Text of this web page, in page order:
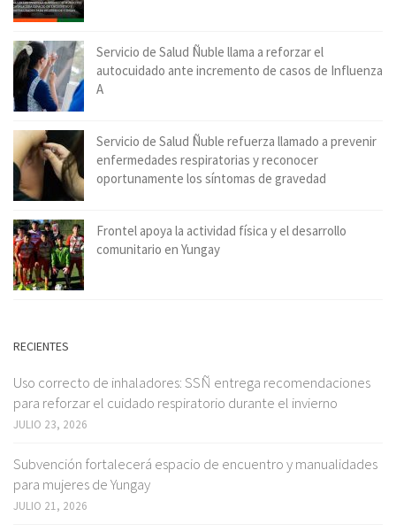
Servicio de Salud Ñuble llama a reforzar el
autocuidado ante incremento de casos de Influenza
A
Servicio de Salud Ñuble refuerza llamado a prevenir
enfermedades respiratorias y reconocer
oportunamente los síntomas de gravedad
Frontel apoya la actividad física y el desarrollo
comunitario en Yungay
RECIENTES
Uso correcto de inhaladores: SSÑ entrega recomendaciones
para reforzar el cuidado respiratorio durante el invierno
JULIO 23, 2026
Subvención fortalecerá espacio de encuentro y manualidades
para mujeres de Yungay
JULIO 21, 2026